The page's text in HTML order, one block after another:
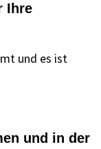
Ihre
und es ist
und in der